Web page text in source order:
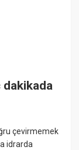
dakikada
çevirmemek
idrarda